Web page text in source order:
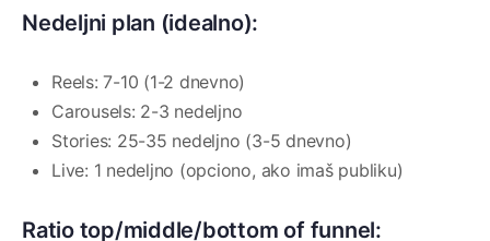
Nedeljni plan (idealno):
Reels: 7-10 (1-2 dnevno)
Carousels: 2-3 nedeljno
Stories: 25-35 nedeljno (3-5 dnevno)
Live: 1 nedeljno (opciono, ako imaš publiku)
Ratio top/middle/bottom of funnel: